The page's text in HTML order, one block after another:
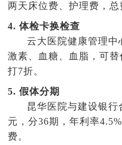
两天床位费、护理费，总
4. 体检卡换检查
云大医院健康管理中
激素、血糖、血脂，可
打7折。
5. 假体分期
昆华医院与建设银
元，分36期，年利率
费。